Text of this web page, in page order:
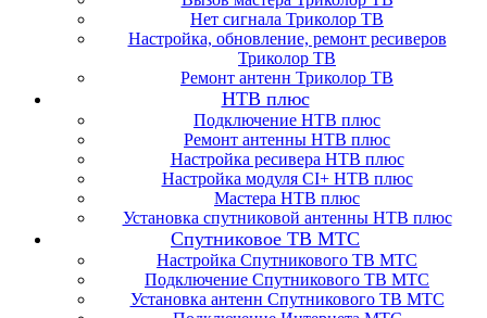
Нет сигнала Триколор ТВ
Настройка, обновление, ремонт ресиверов
Триколор ТВ
Ремонт антенн Триколор ТВ
НТВ плюс
Подключение НТВ плюс
Ремонт антенны НТВ плюс
Настройка ресивера НТВ плюс
Настройка модуля CI+ НТВ плюс
Мастера НТВ плюс
Установка спутниковой антенны НТВ плюс
Спутниковое ТВ МТС
Настройка Спутникового ТВ МТС
Подключение Спутникового ТВ МТС
Установка антенн Спутникового ТВ МТС